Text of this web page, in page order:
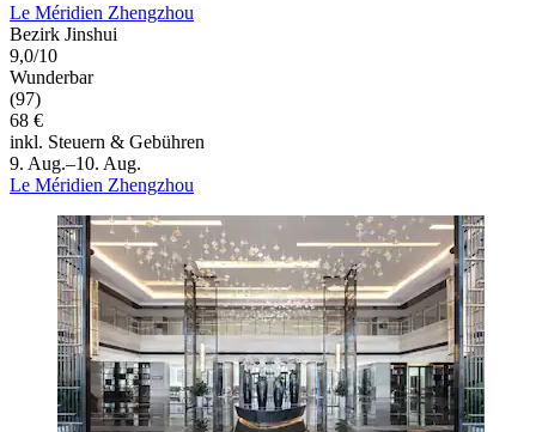
Le Méridien Zhengzhou
Bezirk Jinshui
9,0/10
Wunderbar
(97)
68 €
inkl. Steuern & Gebühren
9. Aug.–10. Aug.
Le Méridien Zhengzhou